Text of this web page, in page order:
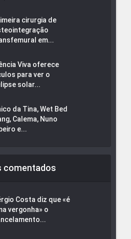
cirurgia de
em...
Viva oferece
para ver o
solar...
da Tina, Wet Bed
Calema, Nuno
e...
comentados
Costa diz que «é
vergonha» o